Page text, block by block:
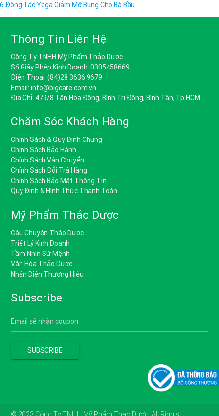
6 Động Tác Yoga Giảm Mỡ Bụng Cho Bà Bầu
Thông Tin Liên Hệ
Công Ty TNHH Mỹ Phẩm Thảo Dược
Số Giấy Phép Kinh Doanh: 0305458669
Điện Thoại: (84)28 3636 9679
Email: info@bigcare.com.vn
Địa Chỉ: 479/8 Tân Hòa Đông, Bình Trị Đông, Bình Tân, Tp.HCM
Chăm Sóc Khách Hàng
Chính Sách & Quy Định Chung
Chính Sách Bảo Hành
Chính Sách Vận Chuyển
Chính Sách Đổi Trả Hàng
Chính Sách Bảo Mật Thông Tin
Quy Định & Hình Thức Thanh Toán
Mỹ Phẩm Thảo Dược
Câu Chuyện Thảo Dược
Triết Lý Kinh Doanh
Tầm Nhìn Sứ Mệnh
Văn Hóa Thảo Dược
Nhận Diện Thương Hiệu
Subscribe
© 2023 Công Ty TNHH Mỹ Phẩm Thảo Dược. All Rights